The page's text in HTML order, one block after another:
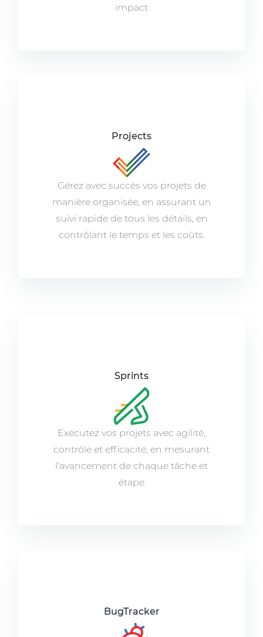
impact
Projects
Gérez avec succès vos projets de
manière organisée, en assurant un
suivi rapide de tous les détails, en
contrôlant le temps et les coûts.
Sprints
Exécutez vos projets avec agilité,
contrôle et efficacité, en mesurant
l’avancement de chaque tâche et
étape
BugTracker